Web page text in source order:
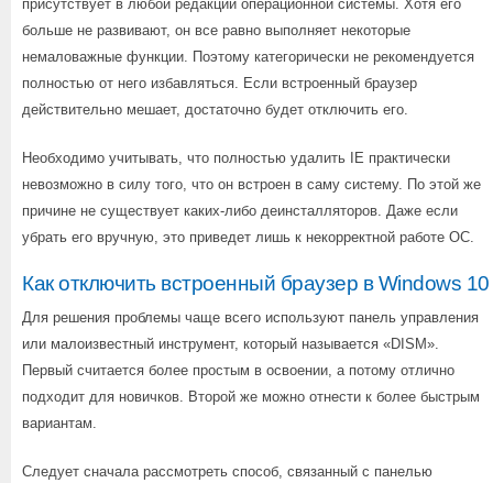
присутствует в любой редакции операционной системы. Хотя его
больше не развивают, он все равно выполняет некоторые
немаловажные функции. Поэтому категорически не рекомендуется
полностью от него избавляться. Если встроенный браузер
действительно мешает, достаточно будет отключить его.
Необходимо учитывать, что полностью удалить IE практически
невозможно в силу того, что он встроен в саму систему. По этой же
причине не существует каких-либо деинсталляторов. Даже если
убрать его вручную, это приведет лишь к некорректной работе ОС.
Как отключить встроенный браузер в Windows 10
Для решения проблемы чаще всего используют панель управления
или малоизвестный инструмент, который называется «DISM».
Первый считается более простым в освоении, а потому отлично
подходит для новичков. Второй же можно отнести к более быстрым
вариантам.
Следует сначала рассмотреть способ, связанный с панелью